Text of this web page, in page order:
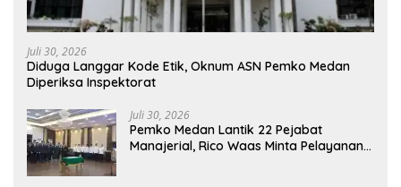
Juli 30, 2026
Diduga Langgar Kode Etik, Oknum ASN Pemko Medan
Diperiksa Inspektorat
Juli 30, 2026
Pemko Medan Lantik 22 Pejabat
Manajerial, Rico Waas Minta Pelayanan